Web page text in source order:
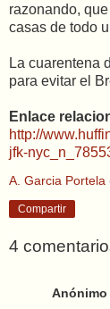
razonando,
casas de todo
La cuarentena
para evitar el
Enlace
http://
jfk-
A. Garcia Portela
Compartir
4
Anónimo